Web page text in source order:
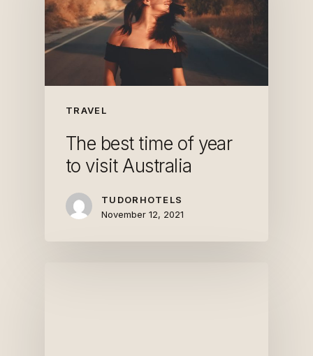
TRAVEL
The best time of year
to visit Australia
TUDORHOTELS
November 12, 2021